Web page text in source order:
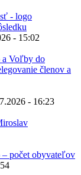
- 15:02
a Voľby do
členov a
- 16:23
počet obyvateľov